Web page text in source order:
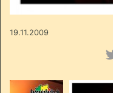
19.11.2009